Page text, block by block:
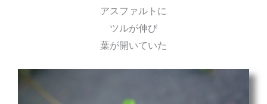
アスファルトに
ツルが伸び
葉が開いていた